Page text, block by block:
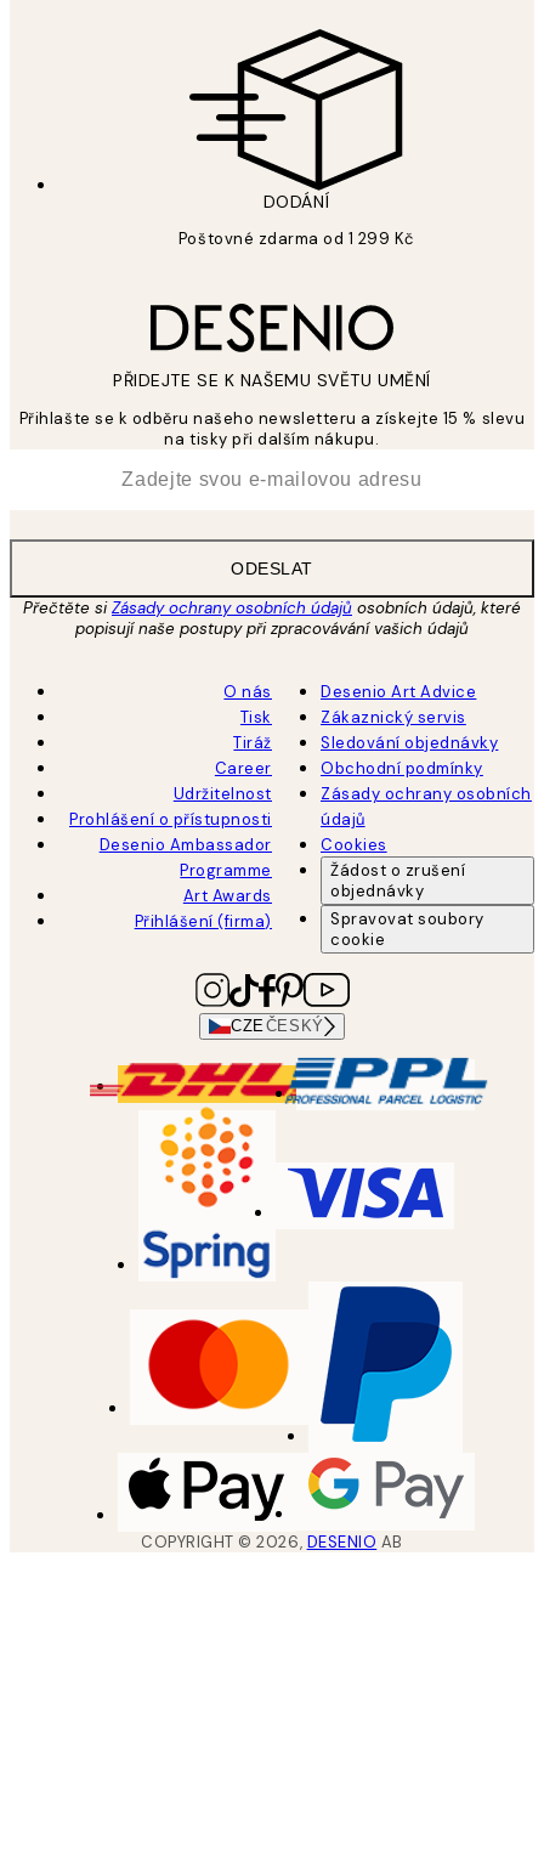
DODÁNÍ
Poštovné zdarma od 1 299 Kč
PŘIDEJTE SE K NAŠEMU SVĚTU UMĚNÍ
Přihlašte se k odběru našeho newsletteru a získejte 15 % slevu
na tisky při dalším nákupu.
ODESLAT
Přečtěte siZásady ochrany osobních údajů osobních údajů, které
popisují naše postupy při zpracovávání vašich údajů
O nás
Tisk
Tiráž
Career
Udržitelnost
Prohlášení o přístupnosti
Desenio Ambassador
Programme
Art Awards
Přihlášení (firma)
Desenio Art Advice
Zákaznický servis
Sledování objednávky
Obchodní podmínky
Zásady ochrany osobních
údajů
Cookies
Žádost o zrušení
objednávky
Spravovat soubory
cookie
CZEČESKÝ
COPYRIGHT ©2026, DESENIO AB